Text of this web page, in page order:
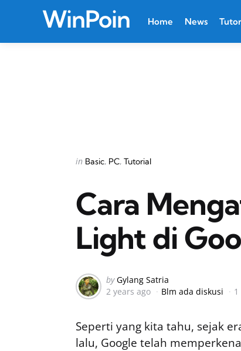
WinPoin Home News
Categories
Posted
in Basic PC Tutorial
Cara
Light di
Posted
by
by Gylang Satria
2 years ago
Blm ada diskusi
Seperti yang kita tahu, sejak
lalu, Google telah